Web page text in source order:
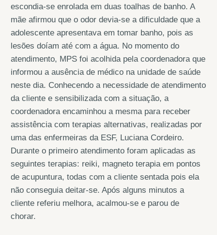
escondia-se enrolada em duas toalhas de banho. A
mãe afirmou que o odor devia-se a dificuldade que a
adolescente apresentava em tomar banho, pois as
lesões doíam até com a água. No momento do
atendimento, MPS foi acolhida pela coordenadora que
informou a ausência de médico na unidade de saúde
neste dia. Conhecendo a necessidade de atendimento
da cliente e sensibilizada com a situação, a
coordenadora encaminhou a mesma para receber
assistência com terapias alternativas, realizadas por
uma das enfermeiras da ESF, Luciana Cordeiro.
Durante o primeiro atendimento foram aplicadas as
seguintes terapias: reiki, magneto terapia em pontos
de acupuntura, todas com a cliente sentada pois ela
não conseguia deitar-se. Após alguns minutos a
cliente referiu melhora, acalmou-se e parou de
chorar.